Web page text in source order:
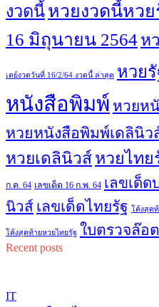
งวดนี้หวยงวดนี้หวย
16 มิถุนายน 2564 ห
เดย์งวดวันที่ 16/2/64 งวดนี้ ล่าสุด หวย
หนังสือพิมพ์ หวยห
หวยหนังสือพิมพ์เดลินิว
หวยเดลินิวส์ หวยไทย
ก.ค. 64 เลขเด็ด 16 ก.พ. 64 เลขเด็ด
นิวส์ เลขเด็ดไทยรัฐ โค้งสุด
โค้งสุดท้ายหวยไทยรัฐ ใบตรวจล๊อ
Recent posts
IT